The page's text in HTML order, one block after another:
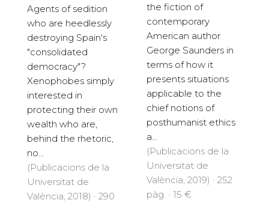
Agents of sedition
who are heedlessly
destroying Spain's
"consolidated
democracy"?
Xenophobes simply
interested in
protecting their own
wealth who are,
behind the rhetoric,
no...
(Publicacions de la
Universitat de
València, 2018) · 290
the fiction of
contemporary
American author
George Saunders in
terms of how it
presents situations
applicable to the
chief notions of
posthumanist ethics
a...
(Publicacions de la
Universitat de
València, 2019) · 252
pàg. · 15 €